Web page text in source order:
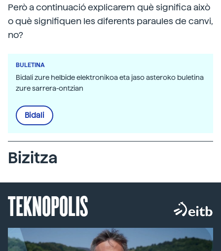
Però a continuació explicarem què significa això
o què signifiquen les diferents paraules de canvi,
no?
BULETINA
Bidali zure helbide elektronikoa eta jaso asteroko buletina
zure sarrera-ontzian
Bidali
Bizitza
TEKNOPOLIS